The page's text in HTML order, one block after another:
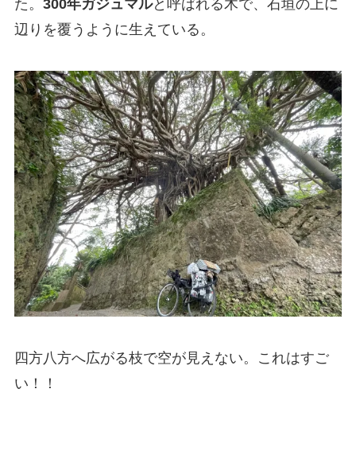
た。 300年ガジュマルと呼ばれる木で、石垣の上に
辺りを覆うように生えている。
四方八方へ広がる枝で空が見えない。これはすご
い！！